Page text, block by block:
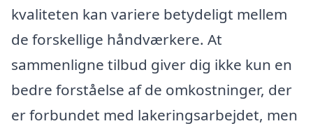
kvaliteten kan variere betydeligt mellem
de forskellige håndværkere. At
sammenligne tilbud giver dig ikke kun en
bedre forståelse af de omkostninger, der
er forbundet med lakeringsarbejdet, men